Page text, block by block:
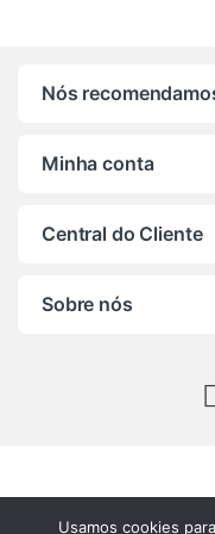
Nós
Minha conta
Central do Cliente
Sobre nós
Usamos cookies